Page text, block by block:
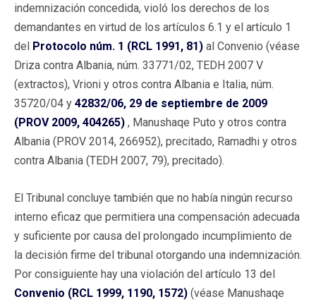
indemnización concedida, violó los derechos de los
demandantes en virtud de los artículos 6.1 y el artículo 1
del Protocolo núm. 1 (RCL 1991, 81) al Convenio (véase
Driza contra Albania, núm. 33771/02, TEDH 2007 V
(extractos), Vrioni y otros contra Albania e Italia, núm.
35720/04 y 42832/06, 29 de septiembre de 2009
(PROV 2009, 404265) , Manushaqe Puto y otros contra
Albania (PROV 2014, 266952), precitado, Ramadhi y otros
contra Albania (TEDH 2007, 79), precitado).
El Tribunal concluye también que no había ningún recurso
interno eficaz que permitiera una compensación adecuada
y suficiente por causa del prolongado incumplimiento de
la decisión firme del tribunal otorgando una indemnización.
Por consiguiente hay una violación del artículo 13 del
Convenio (RCL 1999, 1190, 1572) (véase Manushaqe